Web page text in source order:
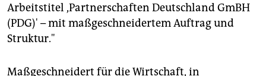
Arbeitstitel ,Partnerschaften Deutschland GmBH
(PDG)' – mit maßgeschneidertem Auftrag und
Struktur."
Maßgeschneidert für die Wirtschaft, in